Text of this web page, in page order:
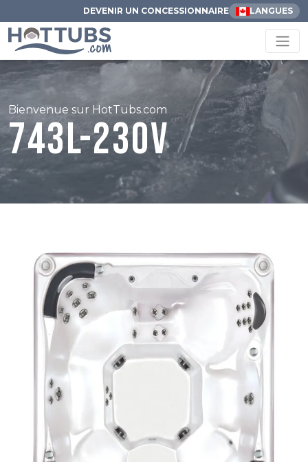
DEVENIR UN CONCESSIONNAIRE LANGUES
Bienvenue sur HotTubs.com
743L-230V